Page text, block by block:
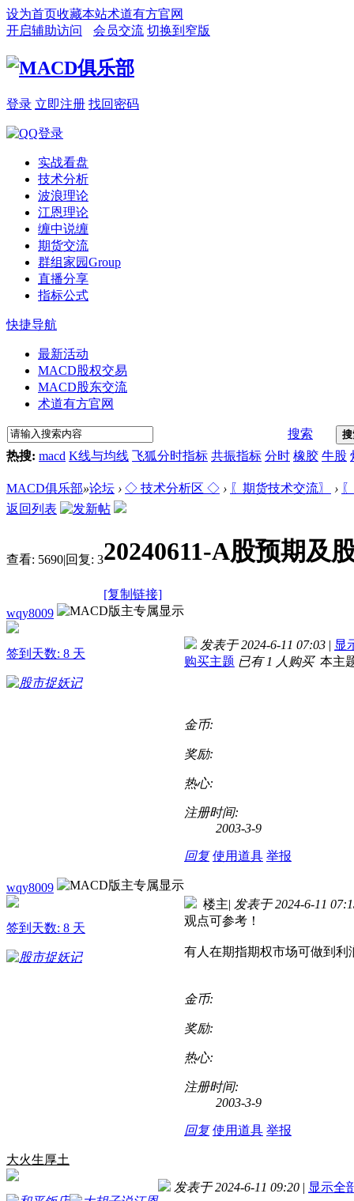
设为首页收藏本站术道有方官网
开启辅助访问
会员交流 切换到窄版
登录 立即注册 找回密码
实战看盘
技术分析
波浪理论
江恩理论
缠中说缠
期货交流
群组家园Group
直播分享
指标公式
快捷导航
最新活动
MACD股权交易
MACD股东交流
术道有方官网
搜索
热搜: macd K线与均线 飞狐分时指标 共振指标 分时 橡胶 牛股
MACD俱乐部»论坛 › ◇ 技术分析区 ◇ › 〖期货技术交流〗 ›
返回列表
查看: 5690|回复: 320240611-A股预期及
[复制链接]
wqy8009
签到天数: 8 天
发表于 2024-6-11 07:03 | 显
购买主题 已有 1 人购买 本主
金币:
奖励:
热心:
注册时间:
2003-3-9
回复 使用道具 举报
wqy8009
签到天数: 8 天
楼主| 发表于 2024-6-11
观点可参考！
有人在期指期权市场可做到利
金币:
奖励:
热心:
注册时间:
2003-3-9
回复 使用道具 举报
大火生厚土
发表于 2024-6-11 09:20 | 显示全